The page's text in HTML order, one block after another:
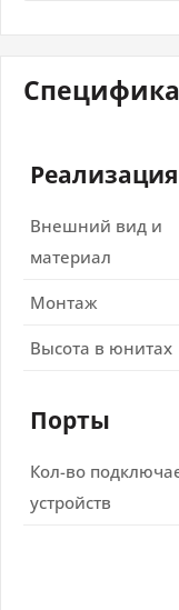
Внешний вид и
материал
Монтаж
Высота в юнитах
Порты
Кол-во
устройств